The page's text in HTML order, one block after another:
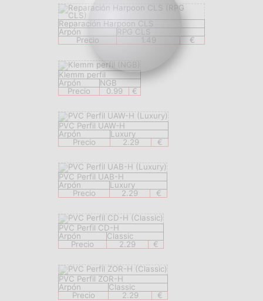
Reparación Harpoon CLS
Arpón
RPG CLS
Precio
1.49 €
Klemm perfil
Arpón
NGB
Precio
0.99 €
PVC Perfil UAW-H
Arpón
Luxury
Precio
2.29 €
PVC Perfil UAB-H
Arpón
Luxury
Precio
2.29 €
PVC Perfil CD-H
Arpón
Classic
Precio
2.29 €
PVC Perfil ZOR-H
Arpón
Classic
Precio
2.29 €